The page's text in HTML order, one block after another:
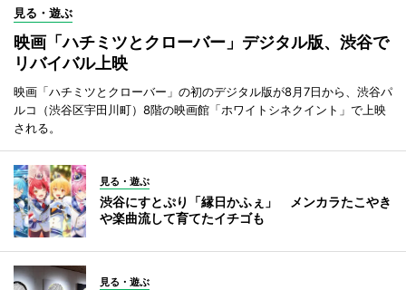
見る・遊ぶ
映画「ハチミツとクローバー」デジタル版、渋谷で
リバイバル上映
映画「ハチミツとクローバー」の初のデジタル版が8月7日から、渋谷パ
ルコ（渋谷区宇田川町）8階の映画館「ホワイトシネクイント」で上映
される。
見る・遊ぶ
渋谷にすとぷり「縁日かふぇ」 メンカラたこやき
や楽曲流して育てたイチゴも
見る・遊ぶ